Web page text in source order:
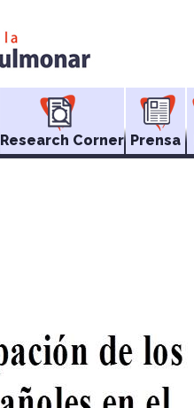
Research Corner Prensa